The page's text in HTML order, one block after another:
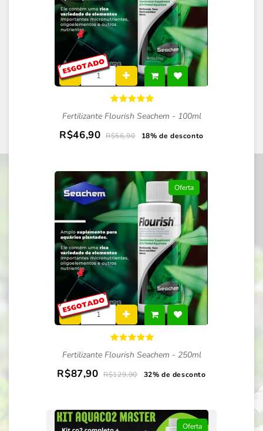
Fertilizante Flourish Seachem - 100ml
R$46,90 R$56,90 18% de desconto
Oferta
Fertilizante Flourish Seachem - 250ml
R$87,90 R$129,90 32% de desconto
Oferta